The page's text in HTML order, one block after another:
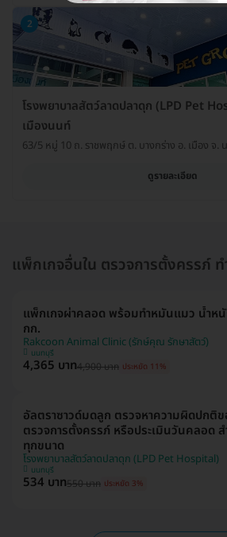
2
โรงพยาบาลสัตว์ลาดปลาดุก (LPD Pet
เมืองนนท์
63/5 หมู่ 10 ถ. ราชพฤกษ์ ต. บางกร่าง อ. เมือง จ.
ดูรายละเอียด
แพ็กเกจอื่นใน ตรวจการตั้งครรภ์
แพ็กเกจผ่าคลอด พร้อมทำหมันแมว น้ำหนั
กก.
Rakcoon Animal Clinic (รักษ์คุณ รักษาสัตว์)
นนทบุรี
4,365 บาท4,900 บาท ประหยัด 11%
อัลตราซาวด์มดลูก ตรวจหาความผิดปกติ
ตรวจการตั้งครรภ์ หรือประเมินวันคลอด
ทุกขนาด
โรงพยาบาลสัตว์ลาดปลาดุก (LPD Pet Hospital)
นนทบุรี
534 บาท550 บาท ประหยัด 3%